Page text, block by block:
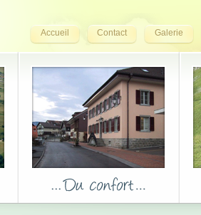
Accueil Contact Galerie